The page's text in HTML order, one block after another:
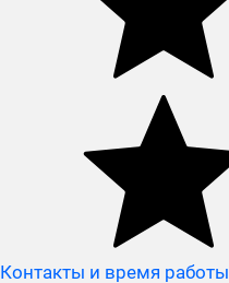
Контакты и время работы